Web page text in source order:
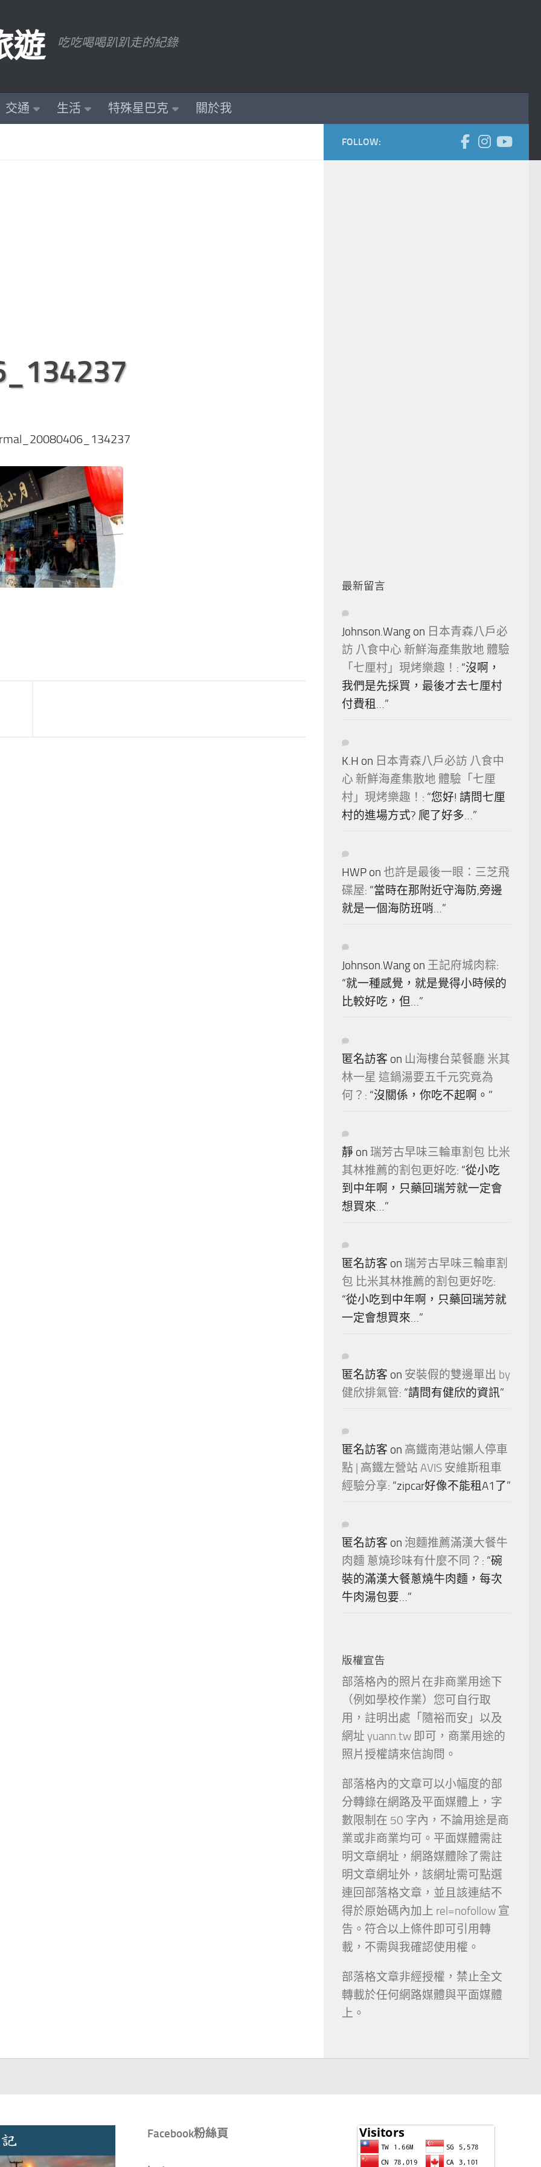
遊 吃吃喝喝趴趴走的紀錄
交通 生活 特殊星巴克 關於我
FOLLOW:
最新留言
Johnson.Wang on 日本青森八戶必
訪 八食中心 新鮮海產集散地 體驗
「七厘村」現烤樂趣！ : “沒啊，
我們是先採買，最後才去七厘村
付費租…”
K.H on 日本青森八戶必訪 八食中
心 新鮮海產集散地 體驗「七厘
村」現烤樂趣！ : “您好! 請問七厘
村的進場方式? 爬了好多…”
HWP on 也許是最後一眼：三芝飛
碟屋: “當時在那附近守海防,旁邊
就是一個海防班哨…”
Johnson.Wang on 王記府城肉粽:
“就一種感覺，就是覺得小時候的
比較好吃，但…”
匿名訪客 on 山海樓台菜餐廳 米其
林一星 這鍋湯要五千元究竟為
何？ : “沒關係，你吃不起啊。 ”
靜 on 瑞芳古早味三輪車割包 比米
其林推薦的割包更好吃: “從小吃
到中年啊，只藥回瑞芳就一定會
想買來…”
匿名訪客 on 瑞芳古早味三輪車割
包 比米其林推薦的割包更好吃:
“從小吃到中年啊，只藥回瑞芳就
一定會想買來…”
匿名訪客 on 安裝假的雙邊單出 by
健欣排氣管: “請問有健欣的資訊”
匿名訪客 on 高鐵南港站懶人停車
點 | 高鐵左營站 AVIS 安維斯租車
經驗分享: “zipcar好像不能租A1了”
匿名訪客 on 泡麵推薦滿漢大餐牛
肉麵 蔥燒珍味有什麼不同？ : “碗
裝的滿漢大餐蔥燒牛肉麵，每次
牛肉湯包要…”
版權宣告
部落格內的照片在非商業用途下
（例如學校作業）您可自行取
用，註明出處「隨裕而安」以及
網址 yuann.tw 即可，商業用途的
照片授權請來信詢問。
部落格內的文章可以小幅度的部
分轉錄在網路及平面媒體上，字
數限制在 50 字內，不論用途是商
業或非商業均可。平面媒體需註
明文章網址，網路媒體除了需註
明文章網址外，該網址需可點選
連回部落格文章，並且該連結不
得於原始碼內加上 rel=nofollow 宣
告。符合以上條件即可引用轉
載，不需與我確認使用權。
部落格文章非經授權，禁止全文
轉載於任何網路媒體與平面媒體
上。
Facebook粉絲頁